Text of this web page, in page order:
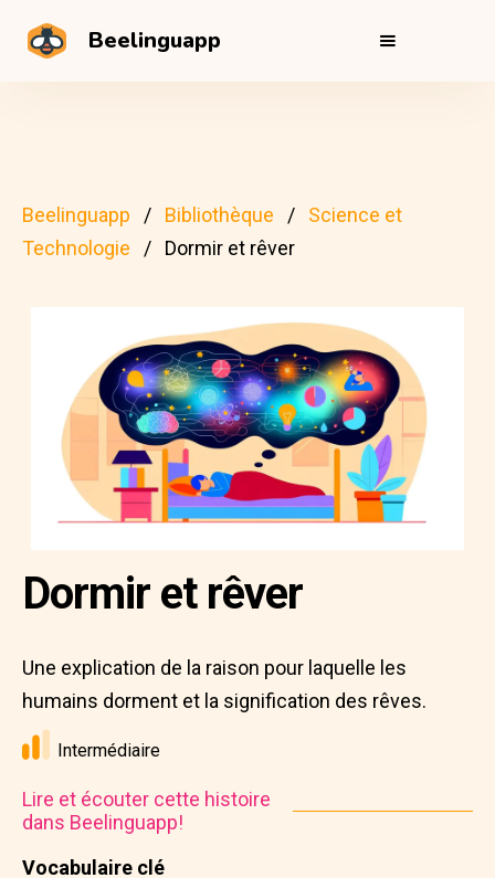
Beelinguapp
Beelinguapp Bibliothèque
Science et
Technologie
Dormir et rêver
Vocabulaire clé
Dormir et rêver
Une explication de la raison pour laquelle les
humains dorment et la signification des rêves.
Intermédiaire
Lire et écouter cette histoire
dans Beelinguapp!